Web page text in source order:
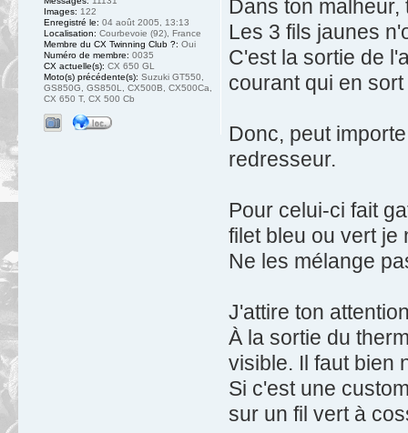
Dans ton
Les 3 fils jaunes
C'est la sortie de
courant qui en
Donc, peut
redresseur.
Pour celui-ci fait
filet bleu ou vert je
Ne les mélange
J'attire ton
À la sortie du
visible. Il faut bien
Si c'est une
sur un fil vert à
Images: 122
Enregistré le: 04 août 2005, 13:13
Localisation: Courbevoie (92), France
Membre du CX Twinning Club ?: Oui
Numéro de membre: 0035
CX actuelle(s): CX 650 GL
Moto(s) précédente(s): Suzuki GT550,
GS850G, GS850L, CX500B, CX500Ca,
CX 650 T, CX 500 Cb